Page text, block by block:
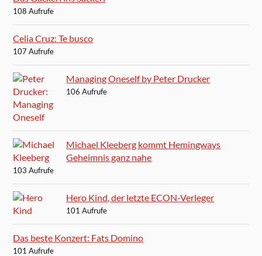
108 Aufrufe
Celia Cruz: Te busco
107 Aufrufe
Managing Oneself by Peter Drucker
106 Aufrufe
Michael Kleeberg kommt Hemingways
Geheimnis ganz nahe
103 Aufrufe
Hero Kind, der letzte ECON-Verleger
101 Aufrufe
Das beste Konzert: Fats Domino
101 Aufrufe